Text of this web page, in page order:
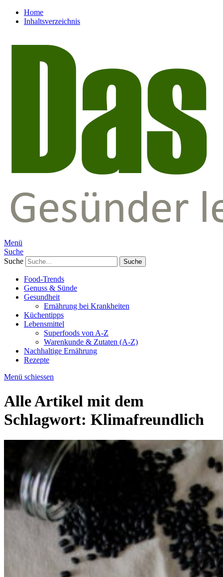
Home
Inhaltsverzeichnis
Menü
Suche
Suche
Food-Trends
Genuss & Sünde
Gesundheit
Ernährung bei Krankheiten
Küchentipps
Lebensmittel
Superfoods von A-Z
Warenkunde & Zutaten (A-Z)
Nachhaltige Ernährung
Rezepte
Menü schiessen
Alle Artikel mit dem
Schlagwort: Klimafreundlich